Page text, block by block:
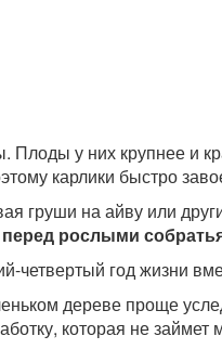
Плоды у них крупнее и
карлики быстро
груши на айву или
рослыми
четвертый год жизни
дереве проще
которая не займет